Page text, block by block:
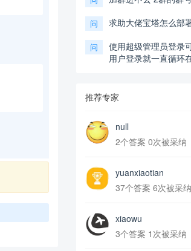
问 求助大佬宝塔怎么部
问
使用超级管理员登录
用户登录就一直循环
推荐专家
null
2个答案 0次被采纳
yuanxiaotian
37个答案 6次被采纳
xiaowu
3个答案 1次被采纳